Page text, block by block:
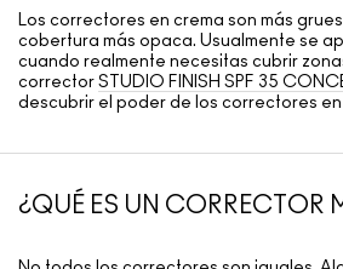
Los correctores en crema son más
cobertura más opaca. Usualmente se
cuando realmente necesitas cubrir
corrector STUDIO FINISH SPF 35
descubrir el poder de los correctores en
¿QUÉ ES UN CORRECTOR